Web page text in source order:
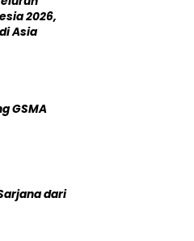
2026,
Asia
GSMA
dari